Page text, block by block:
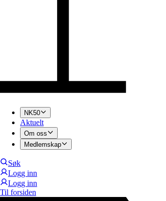
NK50
Aktuelt
Om oss
Medlemskap
Søk
Logg inn
Logg inn
Til forsiden